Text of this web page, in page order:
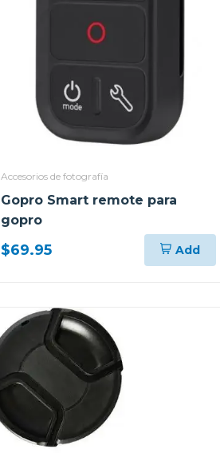
Accesorios de fotografía
Gopro Smart remote para
gopro
$69.95 Add